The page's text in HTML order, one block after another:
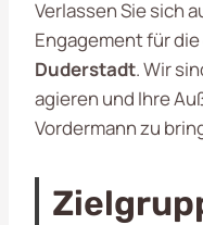
Verlassen Sie sich
Engagement für
Duderstadt. Wir
agieren und Ihre
Vordermann zu